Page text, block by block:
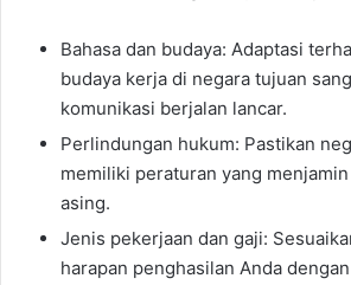
Bahasa dan budaya: Adaptasi
budaya kerja di negara tujuan
komunikasi berjalan lancar.
Perlindungan hukum: Pastikan
memiliki peraturan yang
asing.
Jenis pekerjaan dan gaji:
harapan penghasilan Anda